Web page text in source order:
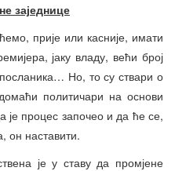
заједнице
прије или касније, имати
јаку владу, већи број
Но, то су ствари о
политичари на основи
је процес започео и да ће се,
он наставити.
је у ставу да промјене